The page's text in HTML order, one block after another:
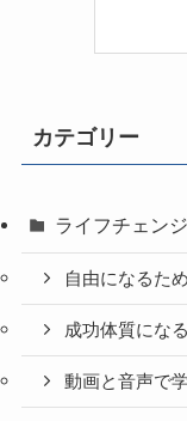
カテゴリー
ライフチェンジ
自由になるた
成功体質にな
動画と音声で